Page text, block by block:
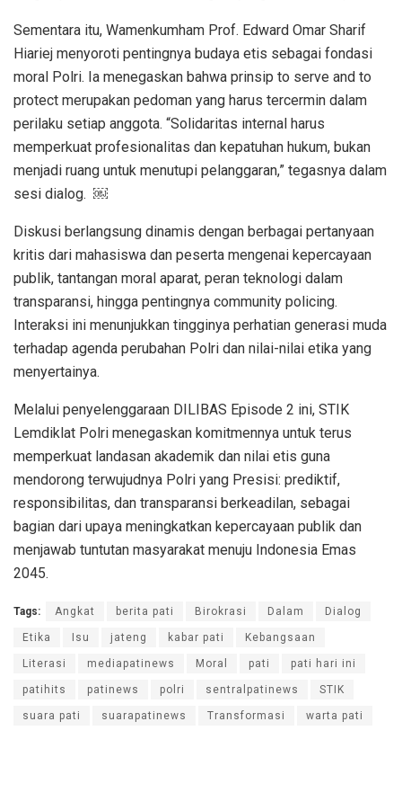
Sementara itu, Wamenkumham Prof. Edward Omar Sharif
Hiariej menyoroti pentingnya budaya etis sebagai fondasi
moral Polri. Ia menegaskan bahwa prinsip to serve and to
protect merupakan pedoman yang harus tercermin dalam
perilaku setiap anggota. “Solidaritas internal harus
memperkuat profesionalitas dan kepatuhan hukum, bukan
menjadi ruang untuk menutupi pelanggaran,” tegasnya dalam
sesi dialog. ￼
Diskusi berlangsung dinamis dengan berbagai pertanyaan
kritis dari mahasiswa dan peserta mengenai kepercayaan
publik, tantangan moral aparat, peran teknologi dalam
transparansi, hingga pentingnya community policing.
Interaksi ini menunjukkan tingginya perhatian generasi muda
terhadap agenda perubahan Polri dan nilai-nilai etika yang
menyertainya.
Melalui penyelenggaraan DILIBAS Episode 2 ini, STIK
Lemdiklat Polri menegaskan komitmennya untuk terus
memperkuat landasan akademik dan nilai etis guna
mendorong terwujudnya Polri yang Presisi: prediktif,
responsibilitas, dan transparansi berkeadilan, sebagai
bagian dari upaya meningkatkan kepercayaan publik dan
menjawab tuntutan masyarakat menuju Indonesia Emas
2045.
Tags: Angkat berita pati Birokrasi Dalam Dialog
Etika Isu jateng kabar pati Kebangsaan
Literasi mediapatinews Moral pati pati hari ini
patihits patinews polri sentralpatinews STIK
suara pati suarapatinews Transformasi warta pati